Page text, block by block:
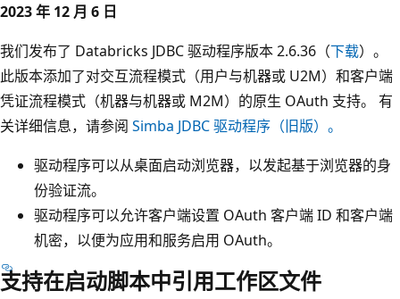
2023 年 12 月 6 日
我们发布了 Databricks JDBC 驱动程序版本 2.6.36（下载）。
此版本添加了对交互流程模式（用户与机器或 U2M）和客户端
凭证流程模式（机器与机器或 M2M）的原生 OAuth 支持。 有
关详细信息，请参阅 Simba JDBC 驱动程序（旧版）。
驱动程序可以从桌面启动浏览器，以发起基于浏览器的身
份验证流。
驱动程序可以允许客户端设置 OAuth 客户端 ID 和客户端
机密，以便为应用和服务启用 OAuth。
支持在启动脚本中引用工作区文件